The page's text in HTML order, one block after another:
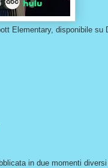
Elementary, disponibile su
in due momenti